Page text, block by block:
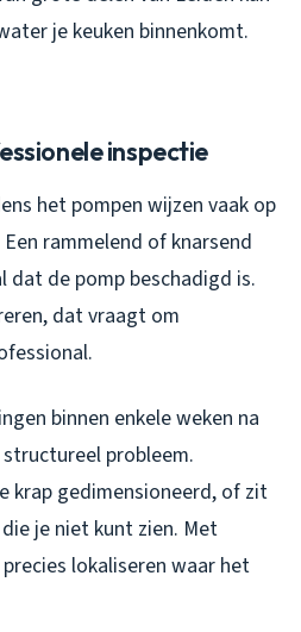
je keuken binnenkomt.
inspectie
het pompen wijzen vaak op
rammelend of knarsend
de pomp beschadigd is.
dat vraagt om
binnen enkele weken na
probleem.
krap gedimensioneerd, of zit
je niet kunt zien. Met
lokaliseren waar het